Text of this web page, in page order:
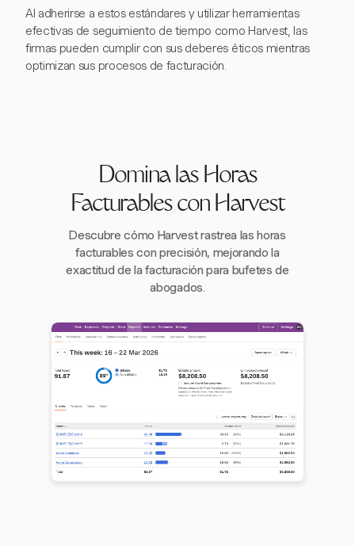
Al adherirse a estos estándares y utilizar herramientas
efectivas de seguimiento de tiempo como Harvest, las
firmas pueden cumplir con sus deberes éticos mientras
optimizan sus procesos de facturación.
Domina las Horas
Facturables con Harvest
Descubre cómo Harvest rastrea las horas
facturables con precisión, mejorando la
exactitud de la facturación para bufetes de
abogados.